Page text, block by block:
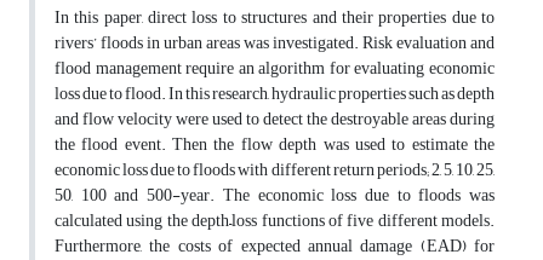
In this paper, direct loss to structures and their properties due to
rivers’ floods in urban areas was investigated. Risk evaluation and
flood management require an algorithm for evaluating economic
loss due to flood. In this research, hydraulic properties such as depth
and flow velocity were used to detect the destroyable areas during
the flood event. Then the flow depth was used to estimate the
economic loss due to floods with different return periods; 2, 5, 10, 25,
50, 100 and 500-year. The economic loss due to floods was
calculated using the depth–loss functions of five different models.
Furthermore, the costs of expected annual damage (EAD) for